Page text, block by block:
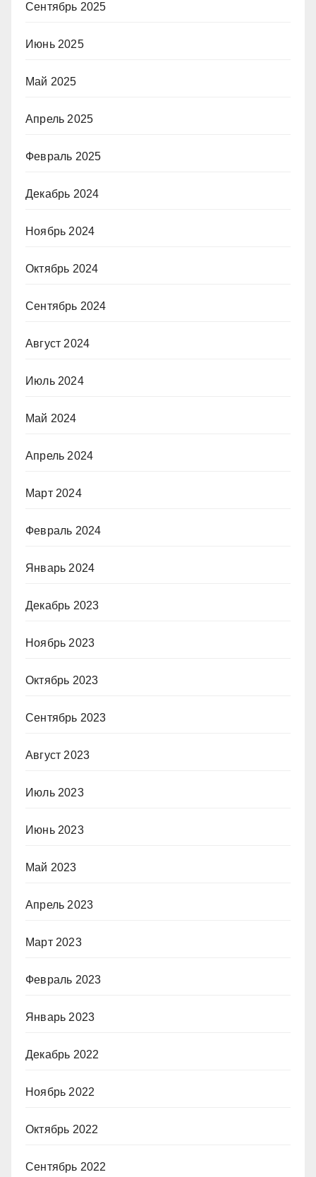
Сентябрь 2025
Июнь 2025
Май 2025
Апрель 2025
Февраль 2025
Декабрь 2024
Ноябрь 2024
Октябрь 2024
Сентябрь 2024
Август 2024
Июль 2024
Май 2024
Апрель 2024
Март 2024
Февраль 2024
Январь 2024
Декабрь 2023
Ноябрь 2023
Октябрь 2023
Сентябрь 2023
Август 2023
Июль 2023
Июнь 2023
Май 2023
Апрель 2023
Март 2023
Февраль 2023
Январь 2023
Декабрь 2022
Ноябрь 2022
Октябрь 2022
Сентябрь 2022